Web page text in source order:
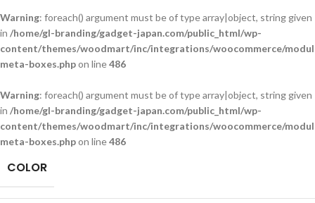
Warning: foreach() argument must be of type array|object, string given
in /home/gl-branding/gadget-japan.com/public_html/wp-
content/themes/woodmart/inc/integrations/woocommerce/
meta-boxes.phpon line486
Warning: foreach() argument must be of type array|object, string given
in /home/gl-branding/gadget-japan.com/public_html/wp-
content/themes/woodmart/inc/integrations/woocommerce/
meta-boxes.phpon line486
COLOR